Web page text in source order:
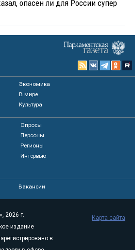
опасен ли для России супер
Экономика
В мире
Культура
Опросы
Персоны
Регионы
Интервью
Вакансии
2026 г.
издание
в
Карта сайта